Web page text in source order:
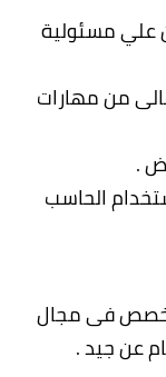
علي مسئولية
عالى من مهارات
الحاسب
فى مجال
عن جيد .